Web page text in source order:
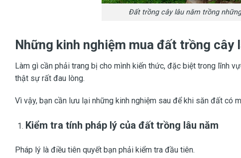
Đất trồng cây lâu năm trồng
Những kinh nghiệm mua đất trồng cây
Làm gì cần phải trang bị cho mình kiến thức, đặc biệt trong lĩnh
thật sự rất đau lòng.
Vì vậy, bạn cần lưu lại những kinh nghiệm sau để khi săn đất có
Kiểm tra tính pháp lý của đất trồng lâu năm
Pháp lý là điều tiên quyết bạn phải kiểm tra đầu tiên.